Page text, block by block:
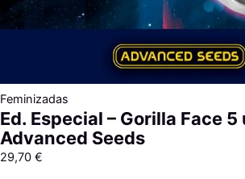
Feminizadas
Ed. Especial – Gorilla Face 5
Advanced Seeds
29,70 €